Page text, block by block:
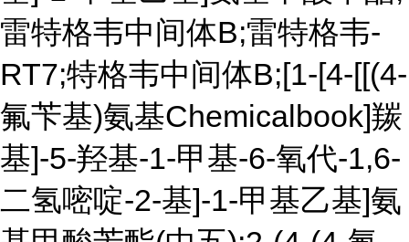
雷特格韦中间体B;雷特格韦-
RT7;特格韦中间体B;[1-[4-[[(4-
氟苄基)氨基Chemicalbook]羰
基]-5-羟基-1-甲基-6-氧代-1,6-
二氢嘧啶-2-基]-1-甲基乙基]氨